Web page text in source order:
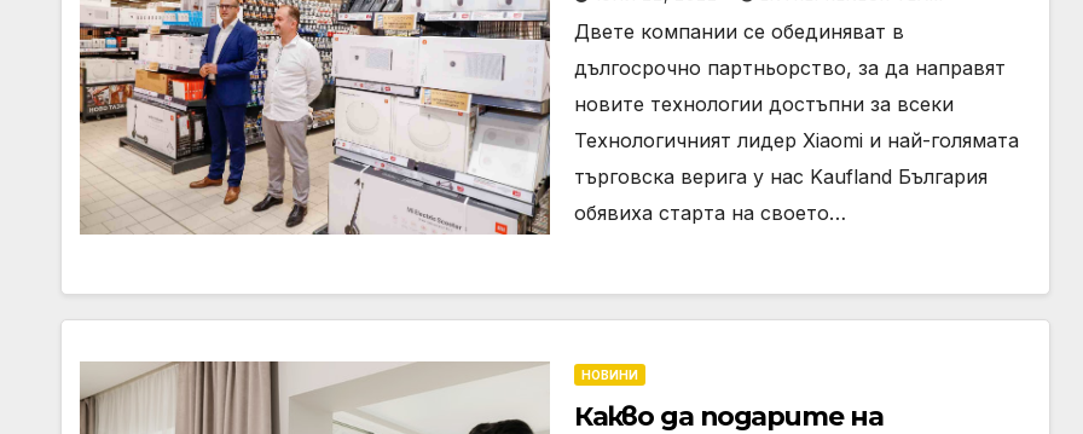
Kaufland
Двете компании се обединяват в
дългосрочно партньорство, за да направят
новите технологии достъпни за всеки
Технологичният лидер Xiaomi и най-голямата
търговска верига у нас Kaufland България
обявиха старта на своето…
НОВИНИ
Какво да подарите на